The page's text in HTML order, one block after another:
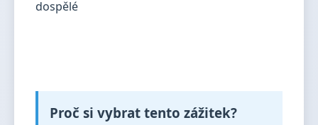
Proč si vybrat tento zážitek?